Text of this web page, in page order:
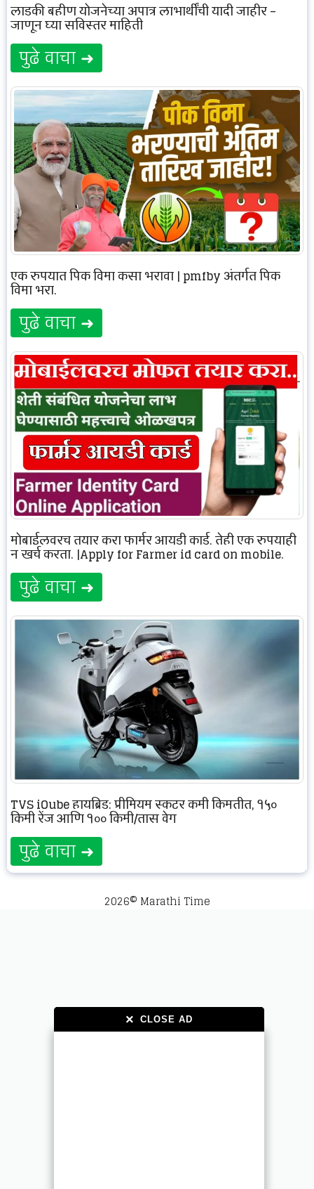
× CLOSE AD
× CLOSE AD
लाडकी बहीण योजनेच्या अपात्र लाभार्थींची यादी जाहीर –
जाणून घ्या सविस्तर माहिती
पुढे वाचा ➜
एक रुपयात पिक विमा कसा भरावा | pmfby अंतर्गत पिक
विमा भरा.
पुढे वाचा ➜
मोबाईलवरच तयार करा फार्मर आयडी कार्ड, तेही एक रुपयाही
न खर्च करता. |Apply for Farmer id card on mobile.
पुढे वाचा ➜
TVS iQube हायब्रिड: प्रीमियम स्कूटर कमी किमतीत, १५०
किमी रेंज आणि १०० किमी/तास वेग
पुढे वाचा ➜
2026© Marathi Time